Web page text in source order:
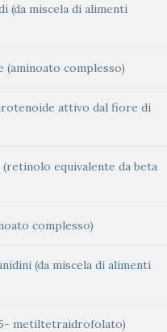
(da miscela di alimenti
(aminoato complesso)
attivo dal fiore di
(retinolo equivalente da beta
complesso)
(da miscela di alimenti
metiltetraidrofolato)